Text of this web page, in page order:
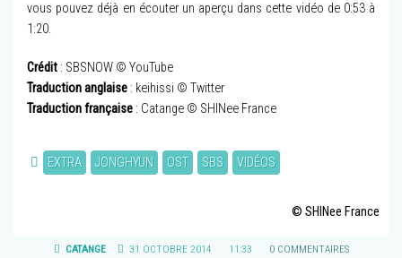
vous pouvez déjà en écouter un aperçu dans cette vidéo de 0:53 à
1:20.
Crédit : SBSNOW © YouTube
Traduction anglaise : keihissi © Twitter
Traduction française : Catange © SHINee France
EXTRA JONGHYUN OST SBS VIDÉOS
© SHINee France
CATANGE 31 OCTOBRE 2014 11:33 0 COMMENTAIRES